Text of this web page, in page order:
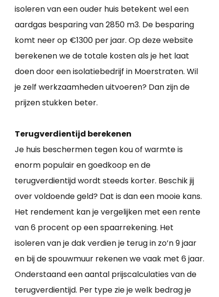
isoleren van een ouder huis betekent wel een
aardgas besparing van 2850 m3. De besparing
komt neer op €1300 per jaar. Op deze website
berekenen we de totale kosten als je het laat
doen door een isolatiebedrijf in Moerstraten. Wil
je zelf werkzaamheden uitvoeren? Dan zijn de
prijzen stukken beter.
Terugverdientijd berekenen
Je huis beschermen tegen kou of warmte is
enorm populair en goedkoop en de
terugverdientijd wordt steeds korter. Beschik jij
over voldoende geld? Dat is dan een mooie kans.
Het rendement kan je vergelijken met een rente
van 6 procent op een spaarrekening. Het
isoleren van je dak verdien je terug in zo’n 9 jaar
en bij de spouwmuur rekenen we vaak met 6 jaar.
Onderstaand een aantal prijscalculaties van de
terugverdientijd. Per type zie je welk bedrag je